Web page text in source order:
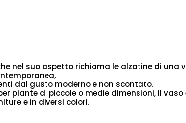
nel suo aspetto richiama le alzatine di una
dal gusto moderno e non scontato.
piante di piccole o medie dimensioni, il vaso
e in diversi colori.